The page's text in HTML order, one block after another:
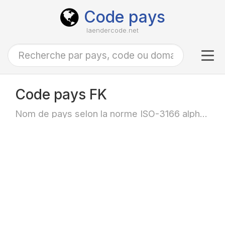
Code pays
laendercode.net
Code pays FK
Nom de pays selon la norme ISO-3166 alpha-2